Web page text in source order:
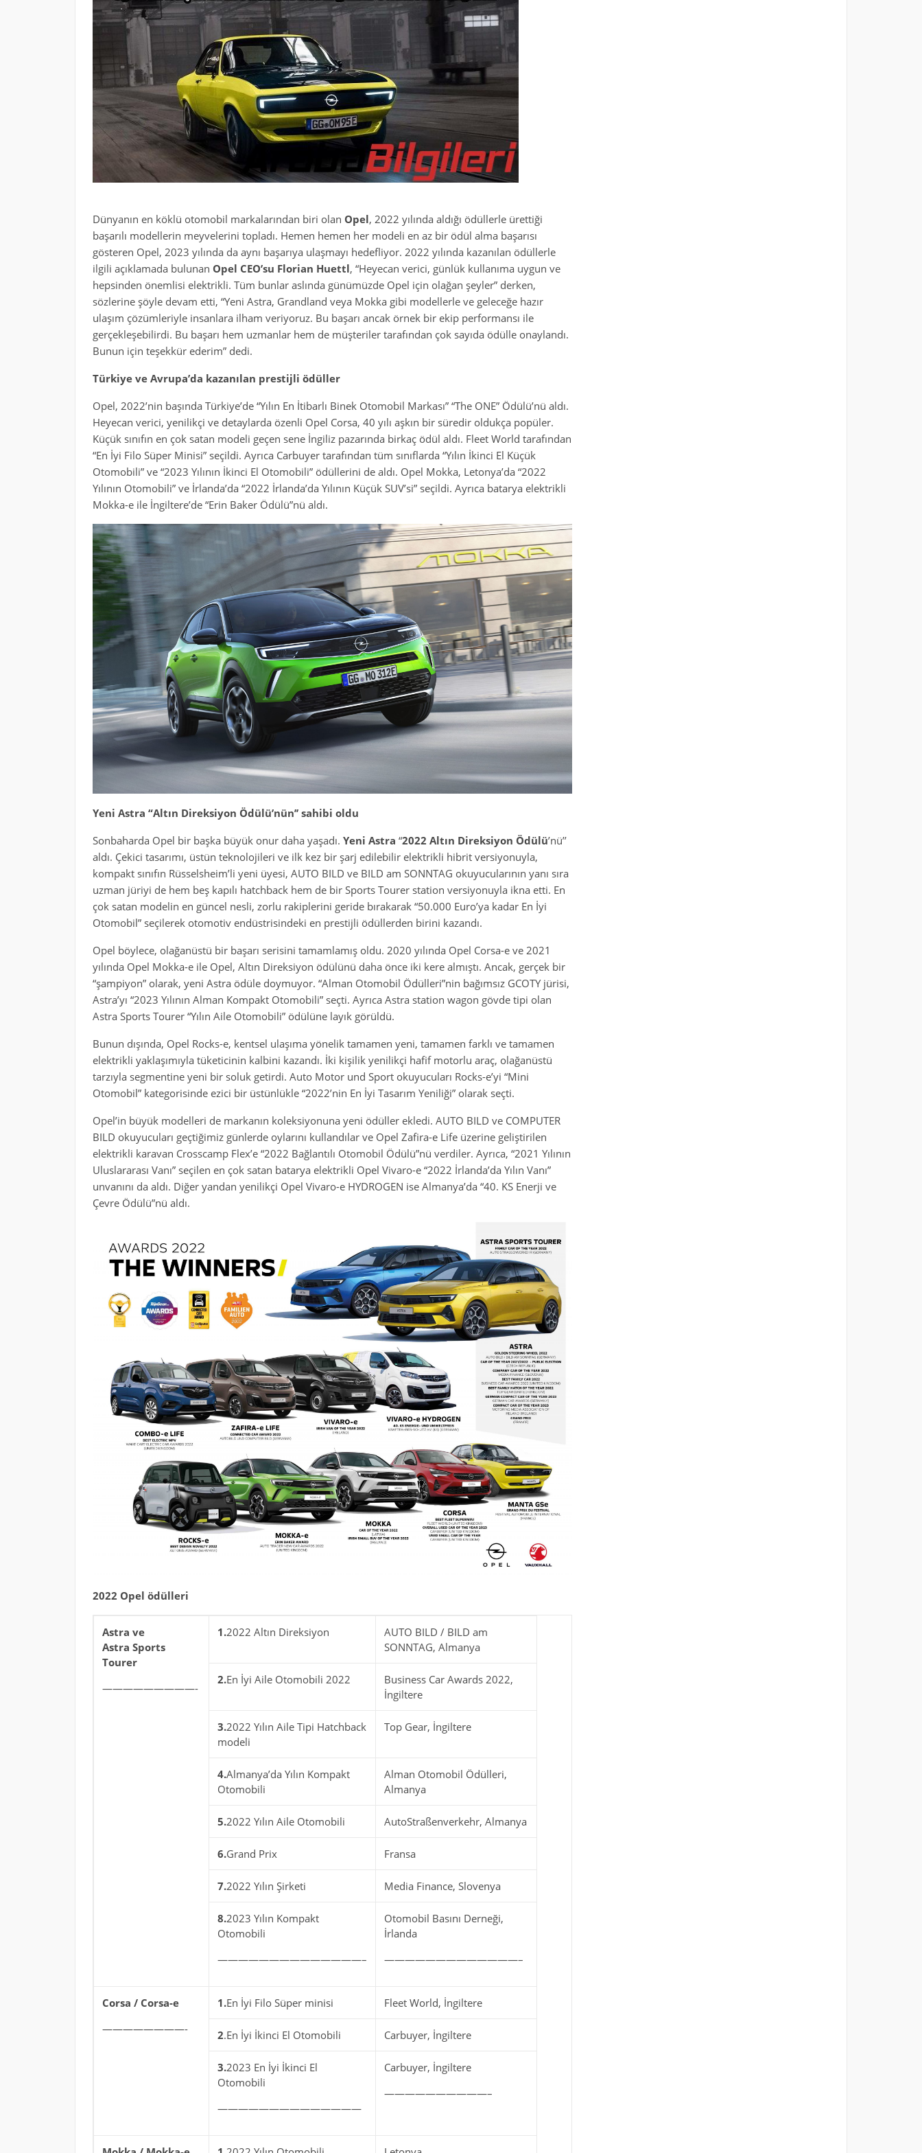
Dünyanın en köklü otomobil markalarından biri olan Opel, 2022 yılında aldığı ödüllerle ürettiği
başarılı modellerin meyvelerini topladı. Hemen hemen her modeli en az bir ödül alma başarısı
gösteren Opel, 2023 yılında da aynı başarıya ulaşmayı hedefliyor. 2022 yılında kazanılan ödüllerle
ilgili açıklamada bulunan Opel CEO’su Florian Huettl, “Heyecan verici, günlük kullanıma uygun ve
hepsinden önemlisi elektrikli. Tüm bunlar aslında günümüzde Opel için olağan şeyler” derken,
sözlerine şöyle devam etti, “Yeni Astra, Grandland veya Mokka gibi modellerle ve geleceğe hazır
ulaşım çözümleriyle insanlara ilham veriyoruz. Bu başarı ancak örnek bir ekip performansı ile
gerçekleşebilirdi. Bu başarı hem uzmanlar hem de müşteriler tarafından çok sayıda ödülle onaylandı.
Bunun için teşekkür ederim” dedi.
Türkiye ve Avrupa’da kazanılan prestijli ödüller
Opel, 2022’nin başında Türkiye’de “Yılın En İtibarlı Binek Otomobil Markası” “The ONE” Ödülü’nü aldı.
Heyecan verici, yenilikçi ve detaylarda özenli Opel Corsa, 40 yılı aşkın bir süredir oldukça popüler.
Küçük sınıfın en çok satan modeli geçen sene İngiliz pazarında birkaç ödül aldı. Fleet World tarafından
“En İyi Filo Süper Minisi” seçildi. Ayrıca Carbuyer tarafından tüm sınıflarda “Yılın İkinci El Küçük
Otomobili” ve “2023 Yılının İkinci El Otomobili” ödüllerini de aldı. Opel Mokka, Letonya’da “2022
Yılının Otomobili” ve İrlanda’da “2022 İrlanda’da Yılının Küçük SUV’si” seçildi. Ayrıca batarya elektrikli
Mokka-e ile İngiltere’de “Erin Baker Ödülü”nü aldı.
Yeni Astra “Altın Direksiyon Ödülü’nün’’ sahibi oldu
Sonbaharda Opel bir başka büyük onur daha yaşadı. Yeni Astra “2022 Altın Direksiyon Ödülü’nü’’
aldı. Çekici tasarımı, üstün teknolojileri ve ilk kez bir şarj edilebilir elektrikli hibrit versiyonuyla,
kompakt sınıfın Rüsselsheim’li yeni üyesi, AUTO BILD ve BILD am SONNTAG okuyucularının yanı sıra
uzman jüriyi de hem beş kapılı hatchback hem de bir Sports Tourer station versiyonuyla ikna etti. En
çok satan modelin en güncel nesli, zorlu rakiplerini geride bırakarak “50.000 Euro’ya kadar En İyi
Otomobil” seçilerek otomotiv endüstrisindeki en prestijli ödüllerden birini kazandı.
Opel böylece, olağanüstü bir başarı serisini tamamlamış oldu. 2020 yılında Opel Corsa-e ve 2021
yılında Opel Mokka-e ile Opel, Altın Direksiyon ödülünü daha önce iki kere almıştı. Ancak, gerçek bir
“şampiyon” olarak, yeni Astra ödüle doymuyor. “Alman Otomobil Ödülleri”nin bağımsız GCOTY jürisi,
Astra’yı “2023 Yılının Alman Kompakt Otomobili” seçti. Ayrıca Astra station wagon gövde tipi olan
Astra Sports Tourer “Yılın Aile Otomobili” ödülüne layık görüldü.
Bunun dışında, Opel Rocks-e, kentsel ulaşıma yönelik tamamen yeni, tamamen farklı ve tamamen
elektrikli yaklaşımıyla tüketicinin kalbini kazandı. İki kişilik yenilikçi hafif motorlu araç, olağanüstü
tarzıyla segmentine yeni bir soluk getirdi. Auto Motor und Sport okuyucuları Rocks-e’yi “Mini
Otomobil” kategorisinde ezici bir üstünlükle “2022’nin En İyi Tasarım Yeniliği” olarak seçti.
Opel’in büyük modelleri de markanın koleksiyonuna yeni ödüller ekledi. AUTO BILD ve COMPUTER
BILD okuyucuları geçtiğimiz günlerde oylarını kullandılar ve Opel Zafira-e Life üzerine geliştirilen
elektrikli karavan Crosscamp Flex’e “2022 Bağlantılı Otomobil Ödülü”nü verdiler. Ayrıca, “2021 Yılının
Uluslararası Vanı” seçilen en çok satan batarya elektrikli Opel Vivaro-e “2022 İrlanda’da Yılın Vanı”
unvanını da aldı. Diğer yandan yenilikçi Opel Vivaro-e HYDROGEN ise Almanya’da “40. KS Enerji ve
Çevre Ödülü”nü aldı.
2022 Opel ödülleri
Astra ve
Astra Sports
Tourer
—————————-
1.2022 Altın Direksiyon
AUTO BILD / BILD am
SONNTAG, Almanya
2.En İyi Aile Otomobili 2022
Business Car Awards 2022,
İngiltere
3.2022 Yılın Aile Tipi Hatchback
modeli
Top Gear, İngiltere
4.Almanya’da Yılın Kompakt
Otomobili
Alman Otomobil Ödülleri,
Almanya
5.2022 Yılın Aile Otomobili AutoStraßenverkehr, Almanya
6.Grand Prix Fransa
7.2022 Yılın Şirketi Media Finance, Slovenya
8.2023 Yılın Kompakt
Otomobili
——————————————–
Otomobil Basını Derneği,
İrlanda
—————————————–
Corsa / Corsa-e
————————-
1.En İyi Filo Süper minisi Fleet World, İngiltere
2.En İyi İkinci El Otomobili Carbuyer, İngiltere
3.2023 En İyi İkinci El
Otomobili
——————————————
Carbuyer, İngiltere
——————————–